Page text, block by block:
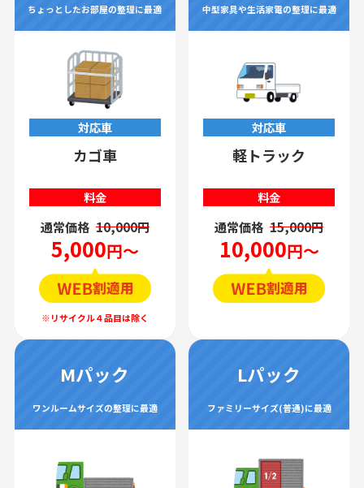
ちょっとしたお部屋の整理に最適
対応車
カゴ車
料金
通常価格 10,000円
5,000円～
中型家具や生活家電の整理に最適
対応車
軽トラック
料金
通常価格 15,000円
10,000円～
Mパック
ワンルームサイズの整理に最適
Lパック
ファミリーサイズ(普通)に最適